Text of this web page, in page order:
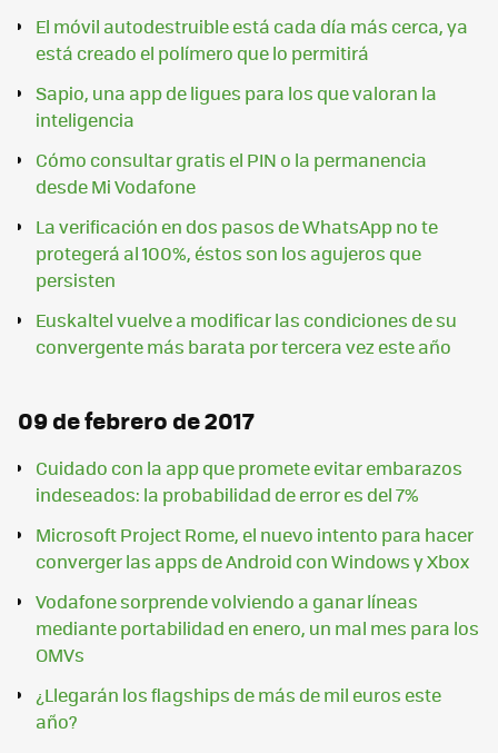
El móvil autodestruible está cada día más cerca, ya
está creado el polímero que lo permitirá
Sapio, una app de ligues para los que valoran la
inteligencia
Cómo consultar gratis el PIN o la permanencia
desde Mi Vodafone
La verificación en dos pasos de WhatsApp no te
protegerá al 100%, éstos son los agujeros que
persisten
Euskaltel vuelve a modificar las condiciones de su
convergente más barata por tercera vez este año
09 de febrero de 2017
Cuidado con la app que promete evitar embarazos
indeseados: la probabilidad de error es del 7%
Microsoft Project Rome, el nuevo intento para hacer
converger las apps de Android con Windows y Xbox
Vodafone sorprende volviendo a ganar líneas
mediante portabilidad en enero, un mal mes para los
OMVs
¿Llegarán los flagships de más de mil euros este
año?